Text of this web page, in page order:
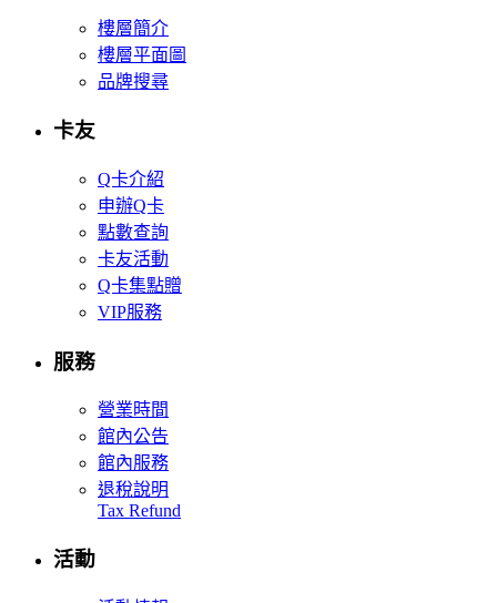
樓層簡介
樓層平面圖
品牌搜尋
卡友
Q卡介紹
申辦Q卡
點數查詢
卡友活動
Q卡集點贈
VIP服務
服務
營業時間
館內公告
館內服務
退稅說明
Tax Refund
活動